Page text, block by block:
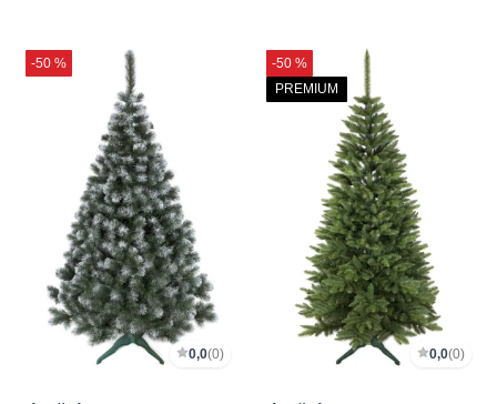
-50 %
0,0(0)
-50 %
PREMIUM
0,0(0)